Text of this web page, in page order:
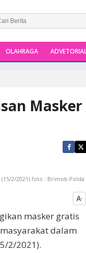
OLAHRAGA
Masker
2/2021) foto : Brimob Polda
A-
masker gratis
dalam
2/2021).